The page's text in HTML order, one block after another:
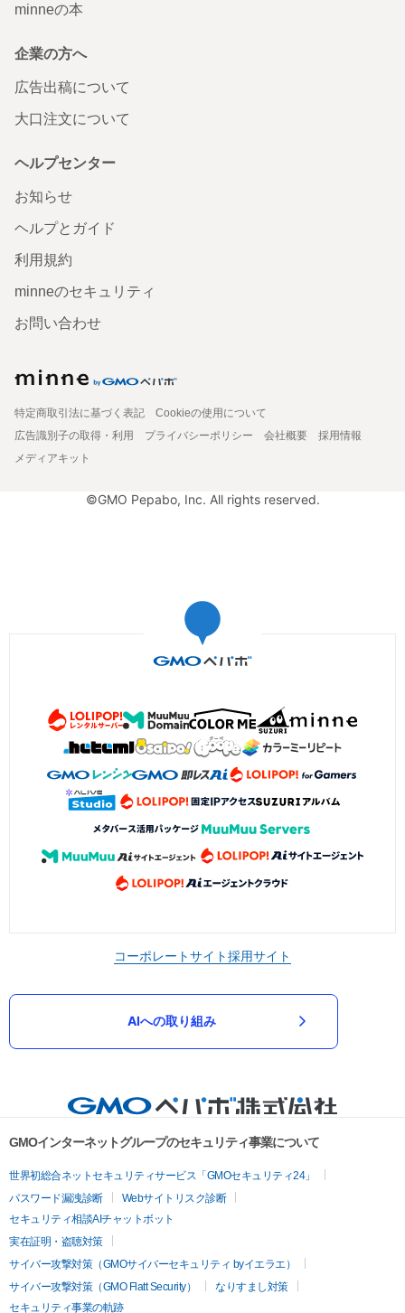
minneの本
企業の方へ
広告出稿について
大口注文について
ヘルプセンター
お知らせ
ヘルプとガイド
利用規約
minneのセキュリティ
お問い合わせ
特定商取引法に基づく表記
Cookieの使用について
広告識別子の取得・利用
プライバシーポリシー 会社概要
採用情報
メディアキット
©GMO Pepabo, Inc. All rights reserved.
コーポレートサイト採用サイト
AIへの取り組み
GMOインターネットグループのセキュリティ事業について
世界初総合ネットセキュリティサービス「GMOセキュリティ24」
パスワード漏洩診断
Webサイトリスク診断
セキュリティ相談AIチャットボット
実在証明・盗聴対策
サイバー攻撃対策（GMOサイバーセキュリティ byイエラエ）
サイバー攻撃対策（GMO Flatt Security）
なりすまし対策
セキュリティ事業の軌跡